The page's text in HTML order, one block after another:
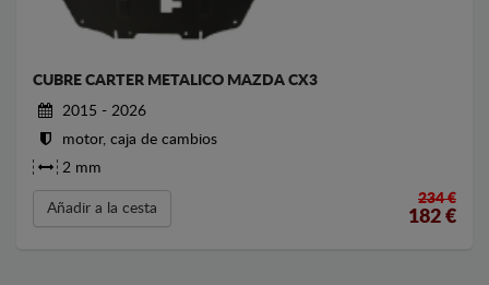
CUBRE CARTER METALICO MAZDA CX3
2015 - 2026
motor, caja de cambios
2 mm
Añadir a la cesta
234 €
182 €